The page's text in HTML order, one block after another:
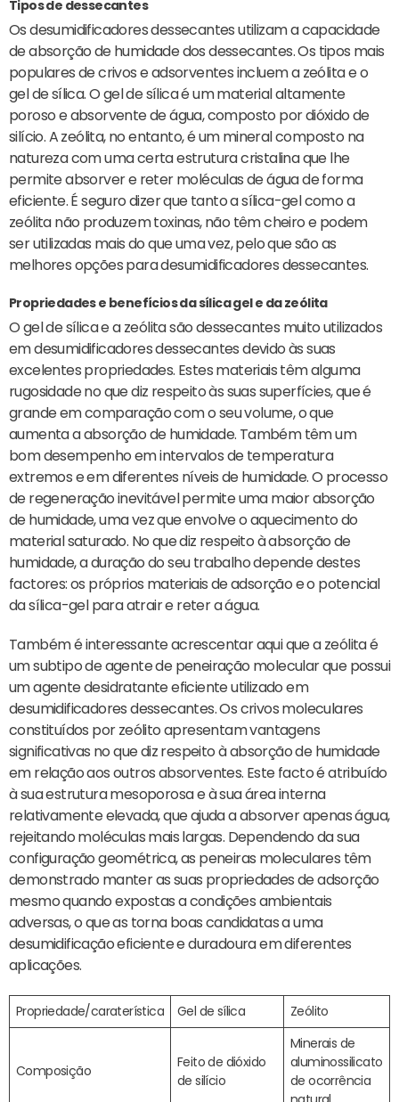
Tipos de dessecantes
Os desumidificadores dessecantes utilizam a capacidade
de absorção de humidade dos dessecantes. Os tipos mais
populares de crivos e adsorventes incluem a zeólita e o
gel de sílica. O gel de sílica é um material altamente
poroso e absorvente de água, composto por dióxido de
silício. A zeólita, no entanto, é um mineral composto na
natureza com uma certa estrutura cristalina que lhe
permite absorver e reter moléculas de água de forma
eficiente. É seguro dizer que tanto a sílica-gel como a
zeólita não produzem toxinas, não têm cheiro e podem
ser utilizadas mais do que uma vez, pelo que são as
melhores opções para desumidificadores dessecantes.
Propriedades e benefícios da sílica gel e da zeólita
O gel de sílica e a zeólita são dessecantes muito utilizados
em desumidificadores dessecantes devido às suas
excelentes propriedades. Estes materiais têm alguma
rugosidade no que diz respeito às suas superfícies, que é
grande em comparação com o seu volume, o que
aumenta a absorção de humidade. Também têm um
bom desempenho em intervalos de temperatura
extremos e em diferentes níveis de humidade. O processo
de regeneração inevitável permite uma maior absorção
de humidade, uma vez que envolve o aquecimento do
material saturado. No que diz respeito à absorção de
humidade, a duração do seu trabalho depende destes
factores: os próprios materiais de adsorção e o potencial
da sílica-gel para atrair e reter a água.
Também é interessante acrescentar aqui que a zeólita é
um subtipo de agente de peneiração molecular que possui
um agente desidratante eficiente utilizado em
desumidificadores dessecantes. Os crivos moleculares
constituídos por zeólito apresentam vantagens
significativas no que diz respeito à absorção de humidade
em relação aos outros absorventes. Este facto é atribuído
à sua estrutura mesoporosa e à sua área interna
relativamente elevada, que ajuda a absorver apenas água,
rejeitando moléculas mais largas. Dependendo da sua
configuração geométrica, as peneiras moleculares têm
demonstrado manter as suas propriedades de adsorção
mesmo quando expostas a condições ambientais
adversas, o que as torna boas candidatas a uma
desumidificação eficiente e duradoura em diferentes
aplicações.
Propriedade/caraterística Gel de sílica Zeólito
Composição
Feito de dióxido
de silício
Minerais de
aluminossilicato
de ocorrência